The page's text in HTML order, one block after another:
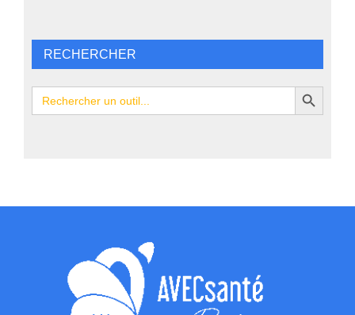
RECHERCHER
Search
for:
Search Button